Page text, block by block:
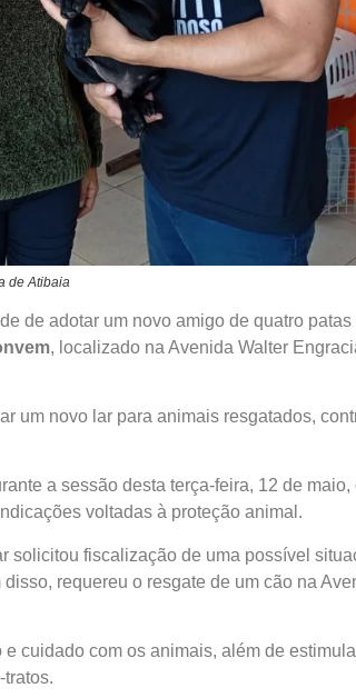
de Atibaia
de adotar um novo amigo de quatro
, localizado na Avenida Walter
um novo lar para animais resgatados,
a sessão desta terça-feira, 12 de maio,
voltadas à proteção animal.
fiscalização de uma possível
requereu o resgate de um cão na
cuidado com os animais, além de